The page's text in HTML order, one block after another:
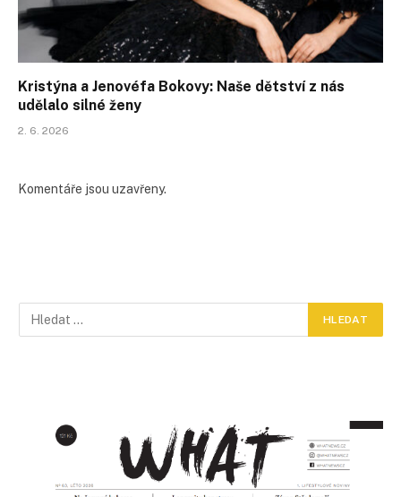
Kristýna a Jenovéfa Bokovy: Naše dětství z nás
udělalo silné ženy
2. 6. 2026
Komentáře jsou uzavřeny.